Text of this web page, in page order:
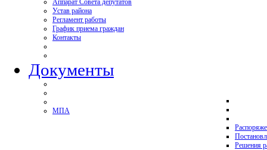
Аппарат Совета депутатов
Устав района
Регламент работы
График приема граждан
Контакты
Документы
МПА
Решения